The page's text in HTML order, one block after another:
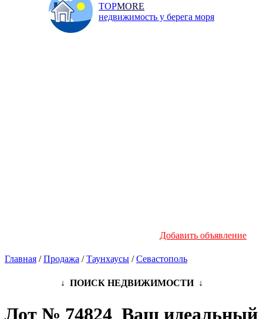
TOPMORE
недвижимость у берега моря
Добавить объявление
Главная /Продажа /Таунхаусы /Севастополь
↓ ПОИСК НЕДВИЖИМОСТИ ↓
Лот № 74824 Ваш идеальный